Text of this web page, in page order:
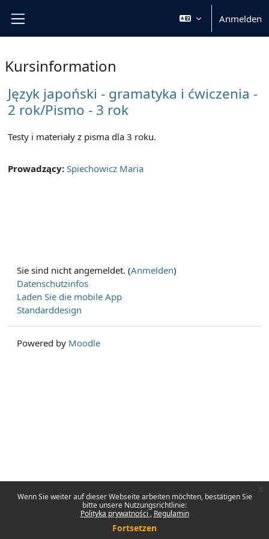
Wenn Sie weiter auf dieser Webseite arbeiten möchten, bestätigen Sie
bitte unsere Nutzungsrichtlinie:
Polityka prywatności
Regulamin
Fortsetzen
Anmelden
Kursinformation
Język japoński - gramatyka i ćwiczenia -
2 rok/Pismo - 3 rok
Testy i materiały z pisma dla 3 roku.
Prowadzący: Spiechowicz Maria
Sie sind nicht angemeldet. (Anmelden)
Datenschutzinfos
Laden Sie die mobile App
Standarddesign
Powered by Moodle